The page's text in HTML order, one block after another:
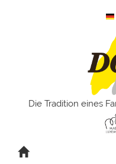
Die Tradition eines